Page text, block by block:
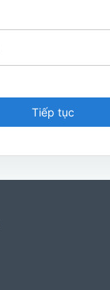
Tiếp tục